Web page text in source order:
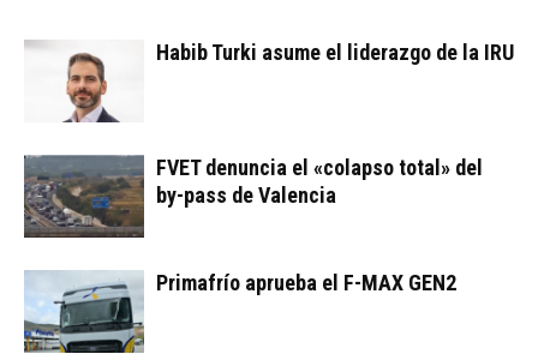
Habib Turki asume el liderazgo de la IRU
FVET denuncia el «colapso total» del
by-pass de Valencia
Primafrío aprueba el F-MAX GEN2